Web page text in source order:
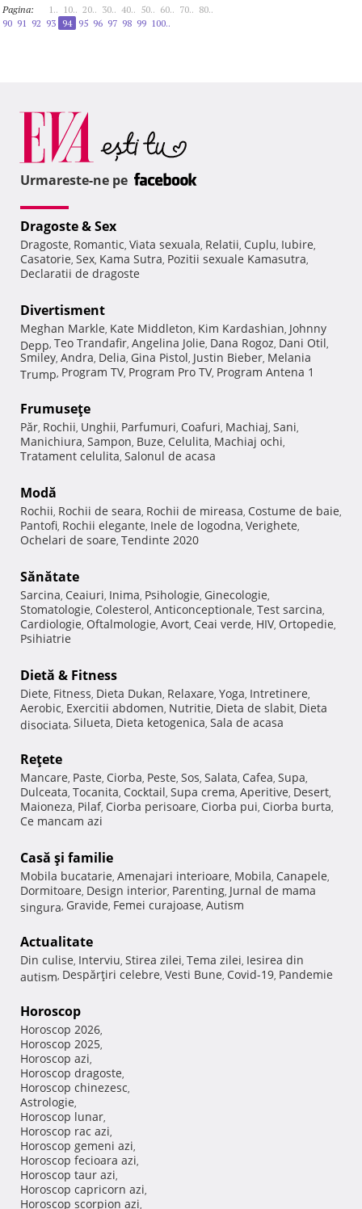
Pagina: 1.. 10.. 20.. 30.. 40.. 50.. 60.. 70.. 80..
90 91 92 93 94 95 96 97 98 99 100..
Urmareste-ne pe
Dragoste & Sex
Dragoste, Romantic, Viata sexuala, Relatii, Cuplu, Iubire,
Casatorie, Sex, Kama Sutra, Pozitii sexuale Kamasutra,
Declaratii de dragoste
Divertisment
Meghan Markle, Kate Middleton, Kim Kardashian, Johnny
Depp, Teo Trandafir, Angelina Jolie, Dana Rogoz, Dani Otil,
Smiley, Andra, Delia, Gina Pistol, Justin Bieber, Melania
Trump, Program TV, Program Pro TV, Program Antena 1
Frumuseţe
Păr, Rochii, Unghii, Parfumuri, Coafuri, Machiaj, Sani,
Manichiura, Sampon, Buze, Celulita, Machiaj ochi,
Tratament celulita, Salonul de acasa
Modă
Rochii, Rochii de seara, Rochii de mireasa, Costume de baie,
Pantofi, Rochii elegante, Inele de logodna, Verighete,
Ochelari de soare, Tendinte 2020
Sănătate
Sarcina, Ceaiuri, Inima, Psihologie, Ginecologie,
Stomatologie, Colesterol, Anticonceptionale, Test sarcina,
Cardiologie, Oftalmologie, Avort, Ceai verde, HIV, Ortopedie,
Psihiatrie
Dietă & Fitness
Diete, Fitness, Dieta Dukan, Relaxare, Yoga, Intretinere,
Aerobic, Exercitii abdomen, Nutritie, Dieta de slabit, Dieta
disociata, Silueta, Dieta ketogenica, Sala de acasa
Reţete
Mancare, Paste, Ciorba, Peste, Sos, Salata, Cafea, Supa,
Dulceata, Tocanita, Cocktail, Supa crema, Aperitive, Desert,
Maioneza, Pilaf, Ciorba perisoare, Ciorba pui, Ciorba burta,
Ce mancam azi
Casă şi familie
Mobila bucatarie, Amenajari interioare, Mobila, Canapele,
Dormitoare, Design interior, Parenting, Jurnal de mama
singura, Gravide, Femei curajoase, Autism
Actualitate
Din culise, Interviu, Stirea zilei, Tema zilei, Iesirea din
autism, Despărţiri celebre, Vesti Bune, Covid-19, Pandemie
Horoscop
Horoscop 2026,
Horoscop 2025,
Horoscop azi,
Horoscop dragoste,
Horoscop chinezesc,
Astrologie,
Horoscop lunar,
Horoscop rac azi,
Horoscop gemeni azi,
Horoscop fecioara azi,
Horoscop taur azi,
Horoscop capricorn azi,
Horoscop scorpion azi,